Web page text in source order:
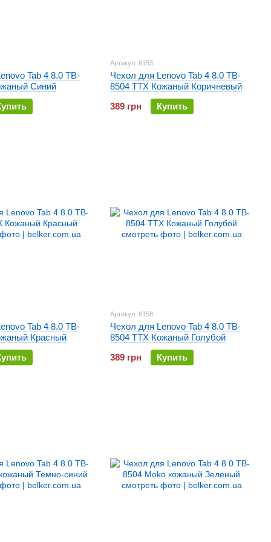
Tab 4 8.0 TB-
Синий
Артикул: 6153
Чехол для Lenovo Tab 4 8.0 TB-
8504 TTX Кожаный Коричневый
389 грн
Купить
Tab 4 8.0 TB-
Красный
Артикул: 6158
Чехол для Lenovo Tab 4 8.0 TB-
8504 TTX Кожаный Голубой
389 грн
Купить